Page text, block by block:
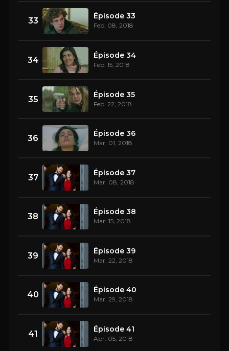
33 Épisode 33
Feb. 08, 2018
34 Épisode 34
Feb. 15, 2018
35 Épisode 35
Feb. 22, 2018
36 Épisode 36
Mar. 01, 2018
37 Épisode 37
Mar. 08, 2018
38 Épisode 38
Mar. 15, 2018
39 Épisode 39
Mar. 22, 2018
40 Épisode 40
Mar. 29, 2018
41 Épisode 41
Apr. 05, 2018